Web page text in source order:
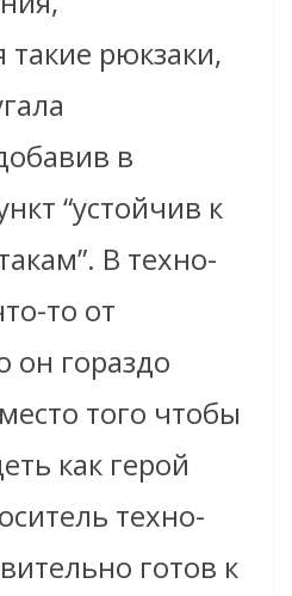
рюкзаки,
в
“устойчив к
В техно-
то от
он гораздо
того чтобы
как герой
техно-
готов к